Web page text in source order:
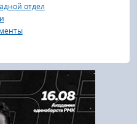
Войти
Напомнить пароль
отдел